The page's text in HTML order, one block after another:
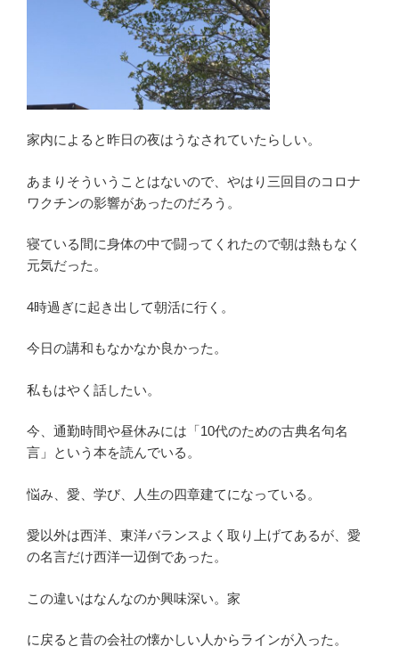
家内によると昨日の夜はうなされていたらしい。
あまりそういうことはないので、やはり三回目のコロナ
ワクチンの影響があったのだろう。
寝ている間に身体の中で闘ってくれたので朝は熱もなく
元気だった。
4時過ぎに起き出して朝活に行く。
今日の講和もなかなか良かった。
私もはやく話したい。
今、通勤時間や昼休みには「10代のための古典名句名
言」という本を読んでいる。
悩み、愛、学び、人生の四章建てになっている。
愛以外は西洋、東洋バランスよく取り上げてあるが、愛
の名言だけ西洋一辺倒であった。
この違いはなんなのか興味深い。家
に戻ると昔の会社の懐かしい人からラインが入った。